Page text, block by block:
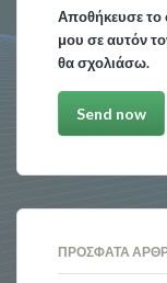
Αποθήκευσε το
μου σε αυτόν
θα σχολιάσω.
ΠΡΌΣΦΑΤΑ